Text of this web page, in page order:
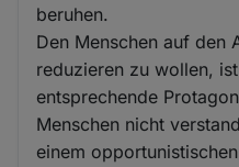
beruhen.
Den Menschen auf den
reduzieren zu wollen,
entsprechende
Menschen nicht
einem